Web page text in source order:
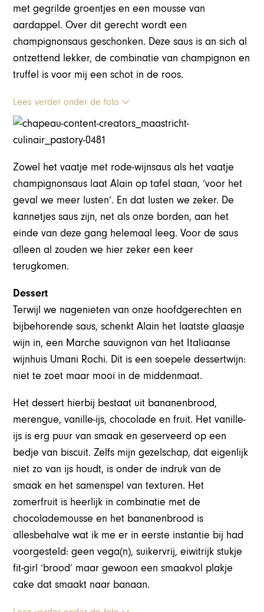
met gegrilde groentjes en een mousse van
aardappel. Over dit gerecht wordt een
champignonsaus geschonken. Deze saus is an sich al
ontzettend lekker, de combinatie van champignon en
truffel is voor mij een schot in de roos.
Lees verder onder de foto
Zowel het vaatje met rode-wijnsaus als het vaatje
champignonsaus laat Alain op tafel staan, ‘voor het
geval we meer lusten’. En dat lusten we zeker. De
kannetjes saus zijn, net als onze borden, aan het
einde van deze gang helemaal leeg. Voor de saus
alleen al zouden we hier zeker een keer
terugkomen.
Dessert
Terwijl we nagenieten van onze hoofdgerechten en
bijbehorende saus, schenkt Alain het laatste glaasje
wijn in, een Marche sauvignon van het Italiaanse
wijnhuis Umani Rochi. Dit is een soepele dessertwijn:
niet te zoet maar mooi in de middenmaat.
Het dessert hierbij bestaat uit bananenbrood,
merengue, vanille-ijs, chocolade en fruit. Het vanille-
ijs is erg puur van smaak en geserveerd op een
bedje van biscuit. Zelfs mijn gezelschap, dat eigenlijk
niet zo van ijs houdt, is onder de indruk van de
smaak en het samenspel van texturen. Het
zomerfruit is heerlijk in combinatie met de
chocolademousse en het bananenbrood is
allesbehalve wat ik me er in eerste instantie bij had
voorgesteld: geen vega(n), suikervrij, eiwitrijk stukje
fit-girl ‘brood’ maar gewoon een smaakvol plakje
cake dat smaakt naar banaan.